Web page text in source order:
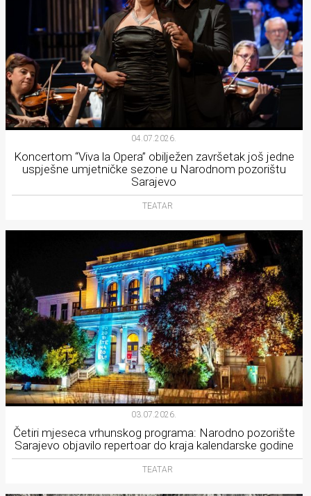
04.07.2026.
Koncertom “Viva la Opera” obilježen završetak još jedne
uspješne umjetničke sezone u Narodnom pozorištu
Sarajevo
TEATAR
03.07.2026.
Četiri mjeseca vrhunskog programa: Narodno pozorište
Sarajevo objavilo repertoar do kraja kalendarske godine
TEATAR